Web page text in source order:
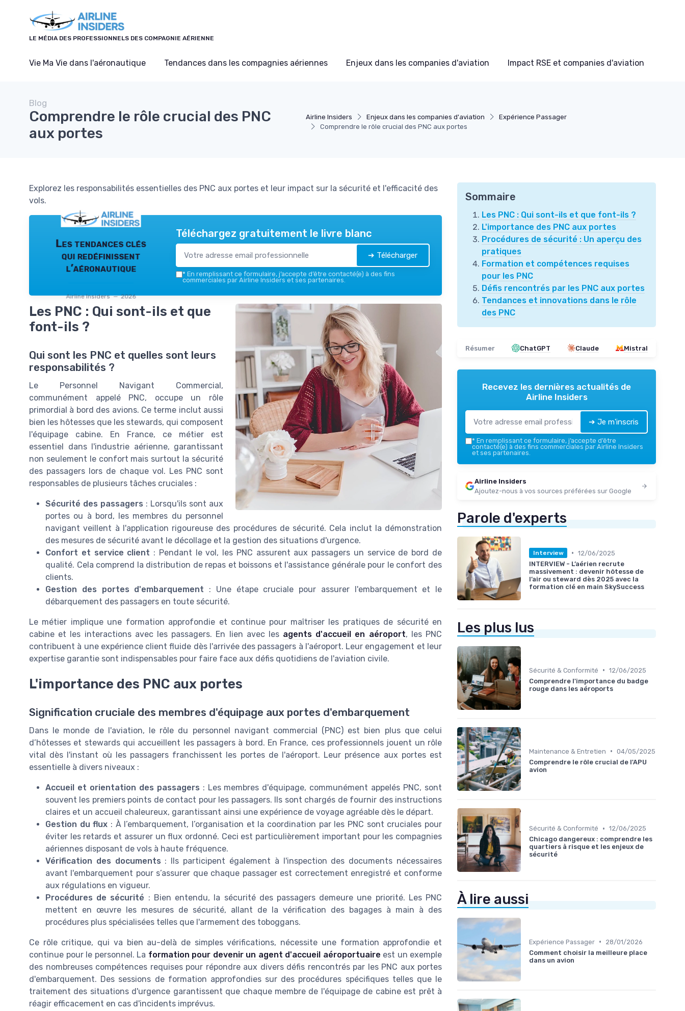
LE MÉDIA DES PROFESSIONNELS DES COMPAGNIE AÉRIENNE
Vie Ma Vie dans l'aéronautique Tendances dans les compagnies aériennes Enjeux dans les companies d'aviation Impact RSE et companies d'aviation
Airline Insiders Enjeux dans les companies d'aviation
Expérience Passager
Comprendre le rôle crucial des PNC aux portes
Blog
Comprendre le rôle crucial des PNC
aux portes
Explorez les responsabilités essentielles des PNC aux portes et leur impact sur la sécurité et l'efficacité des
vols.
Les tendances clés
qui redéfinissent
l’aéronautique
Airline Insiders — 2026
Téléchargez gratuitement le livre blanc
➔ Télécharger
* En remplissant ce formulaire, j’accepte d’être contacté(e) à des fins
commerciales par Airline Insiders et ses partenaires.
Les PNC : Qui sont-ils et que
font-ils ?
Qui sont les PNC et quelles sont leurs
responsabilités ?
Le Personnel Navigant Commercial,
communément appelé PNC, occupe un rôle
primordial à bord des avions. Ce terme inclut aussi
bien les hôtesses que les stewards, qui composent
l'équipage cabine. En France, ce métier est
essentiel dans l'industrie aérienne, garantissant
non seulement le confort mais surtout la sécurité
des passagers lors de chaque vol. Les PNC sont
responsables de plusieurs tâches cruciales :
Sécurité des passagers : Lorsqu'ils sont aux
portes ou à bord, les membres du personnel
navigant veillent à l'application rigoureuse des procédures de sécurité. Cela inclut la démonstration
des mesures de sécurité avant le décollage et la gestion des situations d'urgence.
Confort et service client : Pendant le vol, les PNC assurent aux passagers un service de bord de
qualité. Cela comprend la distribution de repas et boissons et l'assistance générale pour le confort des
clients.
Gestion des portes d'embarquement : Une étape cruciale pour assurer l'embarquement et le
débarquement des passagers en toute sécurité.
Le métier implique une formation approfondie et continue pour maîtriser les pratiques de sécurité en
cabine et les interactions avec les passagers. En lien avec les agents d'accueil en aéroport, les PNC
contribuent à une expérience client fluide dès l'arrivée des passagers à l'aéroport. Leur engagement et leur
expertise garantie sont indispensables pour faire face aux défis quotidiens de l'aviation civile.
L'importance des PNC aux portes
Signification cruciale des membres d'équipage aux portes d'embarquement
Dans le monde de l'aviation, le rôle du personnel navigant commercial (PNC) est bien plus que celui
d’hôtesses et stewards qui accueillent les passagers à bord. En France, ces professionnels jouent un rôle
vital dès l'instant où les passagers franchissent les portes de l'aéroport. Leur présence aux portes est
essentielle à divers niveaux :
Accueil et orientation des passagers : Les membres d'équipage, communément appelés PNC, sont
souvent les premiers points de contact pour les passagers. Ils sont chargés de fournir des instructions
claires et un accueil chaleureux, garantissant ainsi une expérience de voyage agréable dès le départ.
Gestion du flux : À l’embarquement, l’organisation et la coordination par les PNC sont cruciales pour
éviter les retards et assurer un flux ordonné. Ceci est particulièrement important pour les compagnies
aériennes disposant de vols à haute fréquence.
Vérification des documents : Ils participent également à l'inspection des documents nécessaires
avant l'embarquement pour s’assurer que chaque passager est correctement enregistré et conforme
aux régulations en vigueur.
Procédures de sécurité : Bien entendu, la sécurité des passagers demeure une priorité. Les PNC
mettent en œuvre les mesures de sécurité, allant de la vérification des bagages à main à des
procédures plus spécialisées telles que l'armement des toboggans.
Ce rôle critique, qui va bien au-delà de simples vérifications, nécessite une formation approfondie et
continue pour le personnel. La formation pour devenir un agent d'accueil aéroportuaire est un exemple
des nombreuses compétences requises pour répondre aux divers défis rencontrés par les PNC aux portes
d'embarquement. Des sessions de formation approfondies sur des procédures spécifiques telles que le
traitement des situations d'urgence garantissent que chaque membre de l'équipage de cabine est prêt à
réagir efficacement en cas d'incidents imprévus.
Sommaire
Les PNC : Qui sont-ils et que font-ils ?
L'importance des PNC aux portes
Procédures de sécurité : Un aperçu des
pratiques
Formation et compétences requises
pour les PNC
Défis rencontrés par les PNC aux portes
Tendances et innovations dans le rôle
des PNC
Résumer ChatGPT Claude Mistral
Recevez les dernières actualités de
Airline Insiders
➔ Je m'inscris
* En remplissant ce formulaire, j’accepte d’être
contacté(e) à des fins commerciales par Airline Insiders
et ses partenaires.
Airline Insiders
Ajoutez-nous à vos sources préférées sur Google
Parole d'experts
Interview • 12/06/2025
INTERVIEW - L’aérien recrute
massivement : devenir hôtesse de
l’air ou steward dès 2025 avec la
formation clé en main SkySuccess
Les plus lus
Sécurité & Conformité • 12/06/2025
Comprendre l'importance du badge
rouge dans les aéroports
Maintenance & Entretien • 04/05/2025
Comprendre le rôle crucial de l'APU
avion
Sécurité & Conformité • 12/06/2025
Chicago dangereux : comprendre les
quartiers à risque et les enjeux de
sécurité
À lire aussi
Expérience Passager •
28/01/2026
Comment choisir la meilleure place
dans un avion